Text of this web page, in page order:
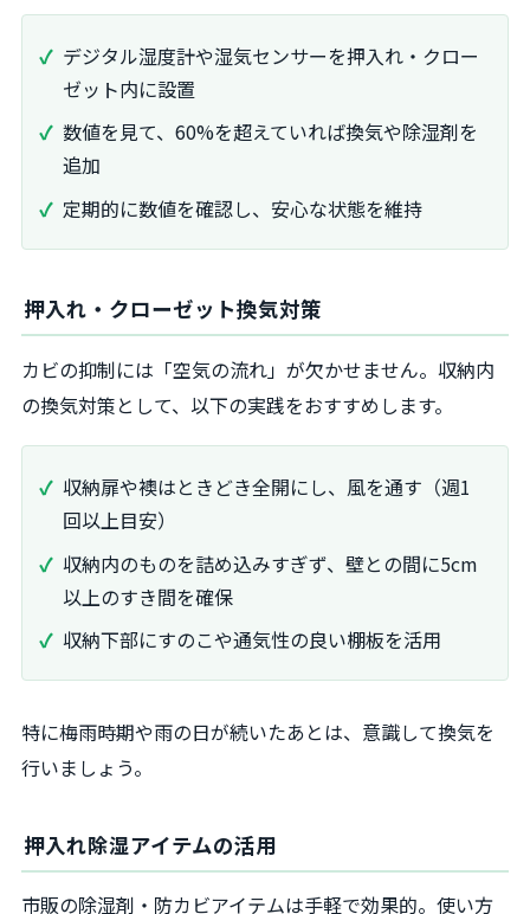
デジタル湿度計や湿気センサーを押入れ・クロー
ゼット内に設置
数値を見て、60%を超えていれば換気や除湿剤を
追加
定期的に数値を確認し、安心な状態を維持
押入れ・クローゼット換気対策
カビの抑制には「空気の流れ」が欠かせません。収納内
の換気対策として、以下の実践をおすすめします。
収納扉や襖はときどき全開にし、風を通す（週1
回以上目安）
収納内のものを詰め込みすぎず、壁との間に5cm
以上のすき間を確保
収納下部にすのこや通気性の良い棚板を活用
特に梅雨時期や雨の日が続いたあとは、意識して換気を
行いましょう。
押入れ除湿アイテムの活用
市販の除湿剤・防カビアイテムは手軽で効果的。使い方